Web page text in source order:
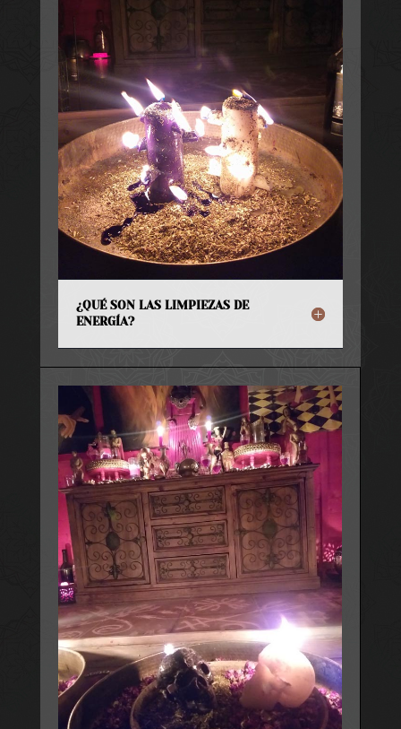
¿QUÉ SON LAS LIMPIEZAS DE
ENERGÍA?